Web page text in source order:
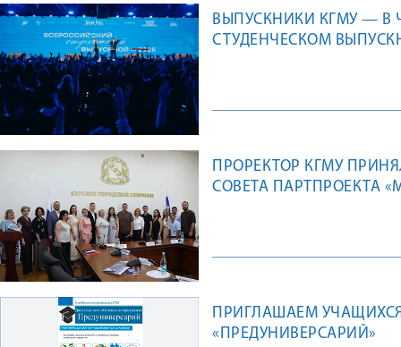
ВЫПУСКНИКИ КГМУ — В
СТУДЕНЧЕСКОМ
ПРОРЕКТОР КГМУ
СОВЕТА ПАРТПРОЕКТА
ПРИГЛАШАЕМ
«ПРЕДУНИВЕРСАРИЙ»